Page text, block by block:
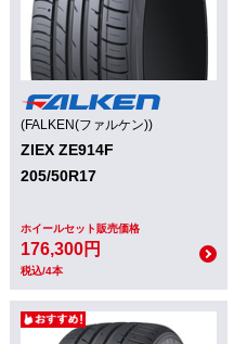
(FALKEN(ファルケン))
ZIEX ZE914F
205/50R17
ホイールセット販売価格
176,300円
税込/4本